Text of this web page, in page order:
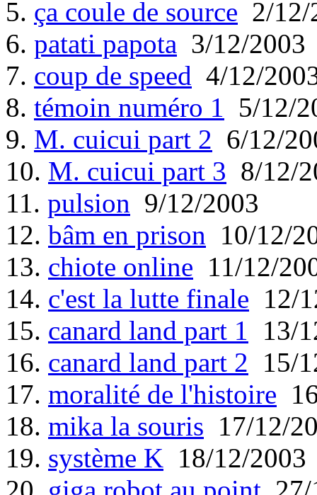
5. ça coule de source 2/12/
6. patati papota 3/12/2003
7. coup de speed 4/12/
8. témoin numéro 1 5/12/
9. M. cuicui part 2 6/12/
10. M. cuicui part 3 8/12/
11. pulsion 9/12/2003
12. bâm en prison 10/12/
13. chiote online 11/12/
14. c'est la lutte finale 12/
15. canard land part 1 13/
16. canard land part 2 15/
17. moralité de l'histoire
18. mika la souris 17/12/
19. système K 18/12/2003